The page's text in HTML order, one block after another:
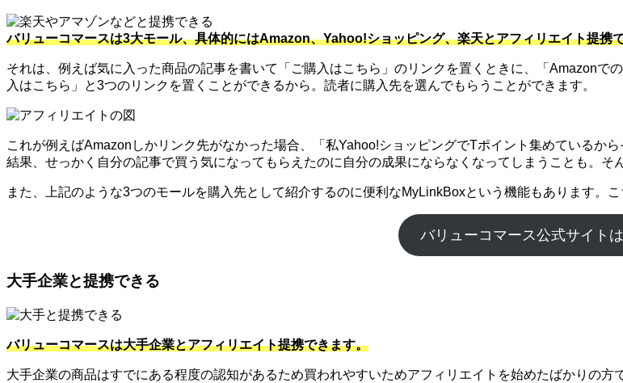
バリューコマースは3大モール、具体的にはAmazon、Yahoo!ショッピング、楽天とアフィリエイト提携
それは、例えば気に入った商品の記事を書いて「ご購入はこちら」のリンクを置くときに、「Amazon
入はこちら」と3つのリンクを置くことができるから。読者に購入先を選んでもらうことができます。
これが例えばAmazonしかリンク先がなかった場合、「私Yahoo!ショッピングでTポイント集めているか
結果、せっかく自分の記事で買う気になってもらえたのに自分の成果にならなくなってしまうことも。そ
また、上記のような3つのモールを購入先として紹介するのに便利なMyLinkBoxという機能もあります。
バリューコマース公式サイト
大手企業と提携できる
バリューコマースは大手企業とアフィリエイト提携できます。
大手企業の商品はすでにある程度の認知があるため買われやすいためアフィリエイトを始めたばかりの